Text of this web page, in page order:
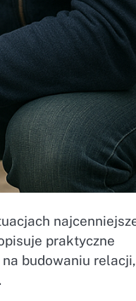
praktyczne
budowaniu relacji,